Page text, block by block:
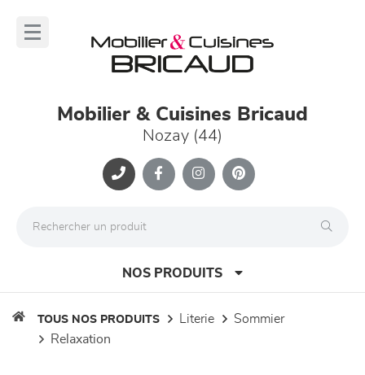
Mobilier & Cuisines Bricaud
Nozay (44)
NOS PRODUITS
TOUS NOS PRODUITS literie
sommier
relaxation